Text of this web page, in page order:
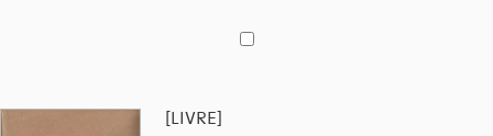
[LIVRE]